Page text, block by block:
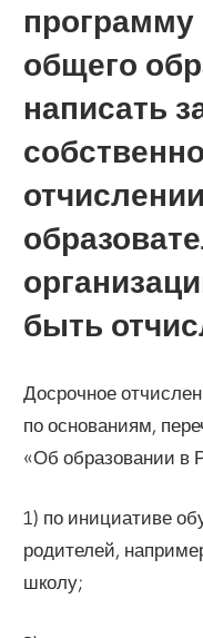
программу
общего
написать
быть
Досрочное
по основаниям,
«Об образовании в
1) по инициативе
родителей,
школу;